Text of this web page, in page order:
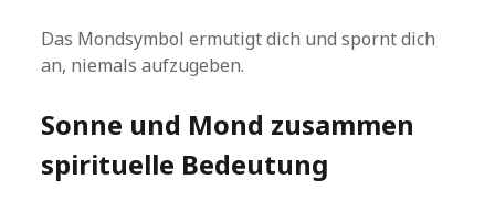
Das Mondsymbol ermutigt dich und spornt dich
an, niemals aufzugeben.
Sonne und Mond zusammen
spirituelle Bedeutung